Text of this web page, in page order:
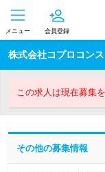
メニュー 会員登録
株式会社コプロコン
この求人は現在募集
その他の募集情報